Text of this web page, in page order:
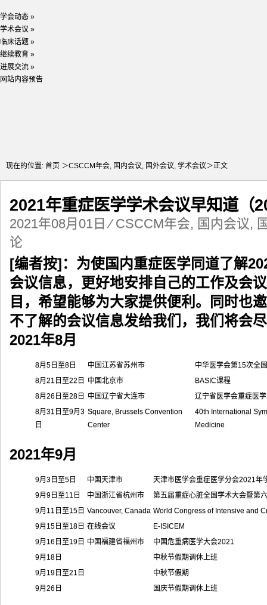
学会动态 »
学术会议 »
临床话题 »
继续教育 »
进展交流 »
网站内容预告
现在的位置: 首页 ＞CSCCM年会, 国内会议, 国外会议, 学术会议＞正文
2021年重症医学学术会议早知道（
2021年08月01日 ⁄CSCCM年会, 国内会议,
论
[编者按]：为使国内重症医学同道了解
会议信息，更好地安排自己的工作及会
目，希望能够为大家提供便利。同时也
不了解的会议信息发给我们，我们将会
2021年8月
8月5日至8日 中国江苏省苏州市
中华医学会第15次全
8月21日至22日
中国北京市
BASIC课程
8月26日至28日
中国辽宁省大连市
辽宁省医学会重症医
8月31日至9月3
日
Square, Brussels Convention
Center
40th International
Medicine
2021年9月
9月3日至5日 中国天津市
天津市医学会重症医学分会2021年
9月9日至11日
中国浙江省杭州市
第五届重症心脏全国学术大会暨第
9月11日至15日 Vancouver, Canada World Congress of Intensive and
9月15日至18日 在线会议
E-ISICEM
9月16日至19日 中国福建省福州市
中国危重病医学大会2021
9月18日
中秋节假期调休上班
9月19日至21日
中秋节假期
9月26日
国庆节假期调休上班